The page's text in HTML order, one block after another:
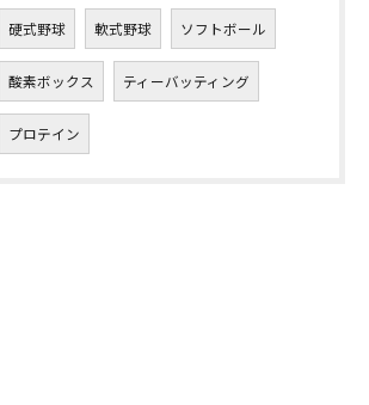
硬式野球 軟式野球 ソフトボール
酸素ボックス ティーバッティング
プロテイン